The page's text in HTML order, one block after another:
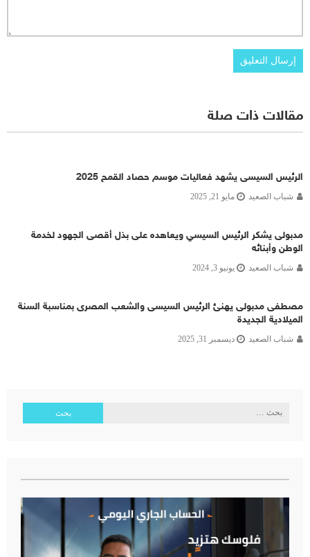
مقالات ذات صلة
الرئيس السيسى يشهد فعاليات موسم حصاد القمح 2025
شباب الصعيد مايو 21, 2025
مدبولى يشكر الرئيس السيسي ويعاهده على بذل أقصى الجهود لخدمة
الوطن وأبنائه
شباب الصعيد يونيو 3, 2024
مصطفى مدبولى يهنئ الرئيس السيسى والشعب المصرى بمناسبة السنة
الميلادية الجديدة
شباب الصعيد ديسمبر 31, 2025
البحث